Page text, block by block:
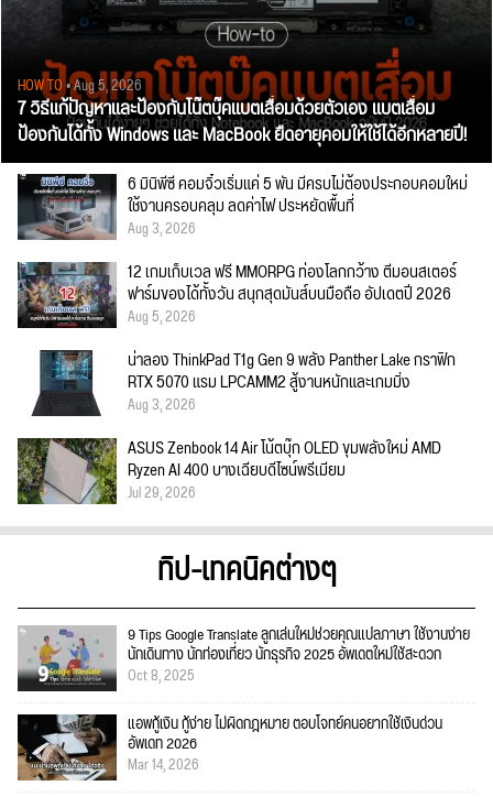
HOW TO• Aug 5, 2026
7 วิธีแก้ปัญหาและป้องกันโน๊ตบุ๊คแบตเสื่อมด้วยตัวเอง แบตเสื่อม
ป้องกันได้ทั้ง Windows และ MacBook ยืดอายุคอมให้ใช้ได้อีกหลายปี!
6 มินิพีซี คอมจิ๋วเริ่มแค่ 5 พัน มีครบไม่ต้องประกอบคอมใหม่
ใช้งานครอบคลุม ลดค่าไฟ ประหยัดพื้นที่
Aug 3, 2026
12 เกมเก็บเวล ฟรี MMORPG ท่องโลกกว้าง ตีมอนสเตอร์
ฟาร์มของได้ทั้งวัน สนุกสุดมันส์บนมือถือ อัปเดตปี 2026
Aug 5, 2026
น่าลอง ThinkPad T1g Gen 9 พลัง Panther Lake กราฟิก
RTX 5070 แรม LPCAMM2 สู้งานหนักและเกมมิ่ง
Aug 3, 2026
ASUS Zenbook 14 Air โน้ตบุ๊ก OLED ขุมพลังใหม่ AMD
Ryzen AI 400 บางเฉียบดีไซน์พรีเมียม
Jul 29, 2026
ทิป-เทคนิคต่างๆ
9 Tips Google Translate ลูกเล่นใหม่ช่วยคุณแปลภาษา ใช้งานง่าย
นักเดินทาง นักท่องเที่ยว นักธุรกิจ 2025 อัพเดตใหม่ใช้สะดวก
Oct 8, 2025
แอพกู้เงิน กู้ง่าย ไม่ผิดกฎหมาย ตอบโจทย์คนอยากใช้เงินด่วน
อัพเดท 2026
Mar 14, 2026